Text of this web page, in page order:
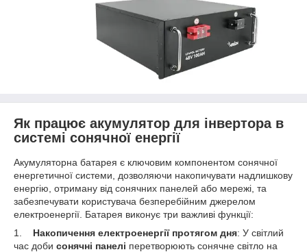
Як працює акумулятор для інвертора в
системі сонячної енергії
Акумуляторна батарея є ключовим компонентом сонячної
енергетичної системи, дозволяючи накопичувати надлишкову
енергію, отриману від сонячних панелей або мережі, та
забезпечувати користувача безперебійним джерелом
електроенергії. Батарея виконує три важливі функції:
1. Накопичення електроенергії протягом дня: У світлий
час доби сонячні панелі перетворюють сонячне світло на